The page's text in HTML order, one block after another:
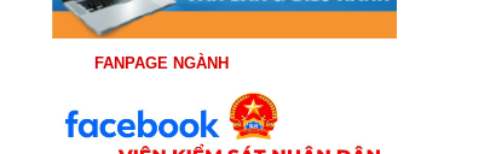
FANPAGE NGÀNH